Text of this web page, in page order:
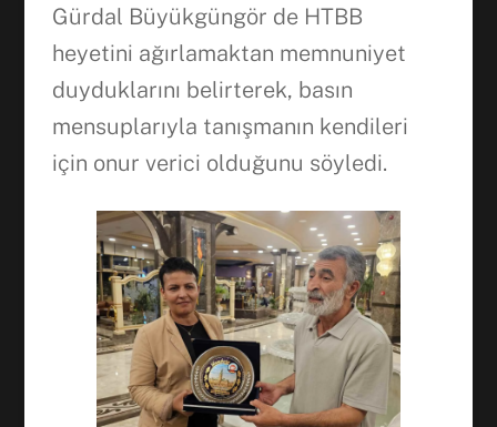
Gürdal Büyükgüngör de HTBB
heyetini ağırlamaktan memnuniyet
duyduklarını belirterek, basın
mensuplarıyla tanışmanın kendileri
için onur verici olduğunu söyledi.